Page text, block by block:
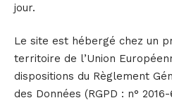
jour.
Le site est hébergé chez un
territoire de l’Union
dispositions du Règlement
des Données (RGPD : n° 2016-